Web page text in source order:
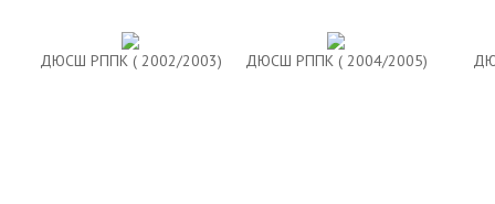
ДЮСШ РППК ( 2002/2003) ДЮСШ РППК ( 2004/2005)